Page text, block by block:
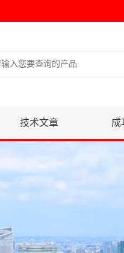
技术文章 成